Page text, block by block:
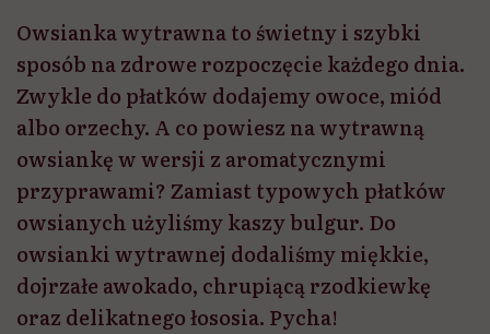
Owsianka wytrawna to świetny i szybki
sposób na zdrowe rozpoczęcie każdego dnia.
Zwykle do płatków dodajemy owoce, miód
albo orzechy. A co powiesz na wytrawną
owsiankę w wersji z aromatycznymi
przyprawami? Zamiast typowych płatków
owsianych użyliśmy kaszy bulgur. Do
owsianki wytrawnej dodaliśmy miękkie,
dojrzałe awokado, chrupiącą rzodkiewkę
oraz delikatnego łososia. Pycha!